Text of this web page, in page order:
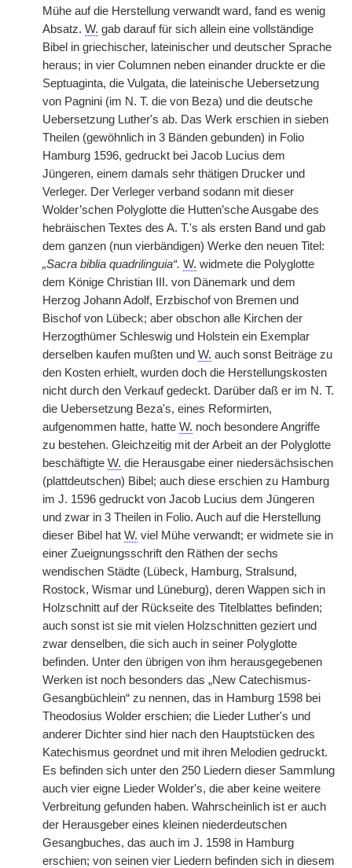
Mühe auf die Herstellung verwandt ward, fand es wenig
Absatz. W. gab darauf für sich allein eine vollständige
Bibel in griechischer, lateinischer und deutscher Sprache
heraus; in vier Columnen neben einander druckte er die
Septuaginta, die Vulgata, die lateinische Uebersetzung
von Pagnini (im N. T. die von Beza) und die deutsche
Uebersetzung Luther's ab. Das Werk erschien in sieben
Theilen (gewöhnlich in 3 Bänden gebunden) in Folio
Hamburg 1596, gedruckt bei Jacob Lucius dem
Jüngeren, einem damals sehr thätigen Drucker und
Verleger. Der Verleger verband sodann mit dieser
Wolder’schen Polyglotte die Hutten’sche Ausgabe des
hebräischen Textes des A. T.'s als ersten Band und gab
dem ganzen (nun vierbändigen) Werke den neuen Titel:
„Sacra biblia quadrilinguia“. W. widmete die Polyglotte
dem Könige Christian III. von Dänemark und dem
Herzog Johann Adolf, Erzbischof von Bremen und
Bischof von Lübeck; aber obschon alle Kirchen der
Herzogthümer Schleswig und Holstein ein Exemplar
derselben kaufen mußten und W. auch sonst Beiträge zu
den Kosten erhielt, wurden doch die Herstellungskosten
nicht durch den Verkauf gedeckt. Darüber daß er im N. T.
die Uebersetzung Beza's, eines Reformirten,
aufgenommen hatte, hatte W. noch besondere Angriffe
zu bestehen. Gleichzeitig mit der Arbeit an der Polyglotte
beschäftigte W. die Herausgabe einer niedersächsischen
(plattdeutschen) Bibel; auch diese erschien zu Hamburg
im J. 1596 gedruckt von Jacob Lucius dem Jüngeren
und zwar in 3 Theilen in Folio. Auch auf die Herstellung
dieser Bibel hat W. viel Mühe verwandt; er widmete sie in
einer Zueignungsschrift den Räthen der sechs
wendischen Städte (Lübeck, Hamburg, Stralsund,
Rostock, Wismar und Lüneburg), deren Wappen sich in
Holzschnitt auf der Rückseite des Titelblattes befinden;
auch sonst ist sie mit vielen Holzschnitten geziert und
zwar denselben, die sich auch in seiner Polyglotte
befinden. Unter den übrigen von ihm herausgegebenen
Werken ist noch besonders das „New Catechismus-
Gesangbüchlein“ zu nennen, das in Hamburg 1598 bei
Theodosius Wolder erschien; die Lieder Luther's und
anderer Dichter sind hier nach den Hauptstücken des
Katechismus geordnet und mit ihren Melodien gedruckt.
Es befinden sich unter den 250 Liedern dieser Sammlung
auch vier eigne Lieder Wolder's, die aber keine weitere
Verbreitung gefunden haben. Wahrscheinlich ist er auch
der Herausgeber eines kleinen niederdeutschen
Gesangbuches, das auch im J. 1598 in Hamburg
erschien; von seinen vier Liedern befinden sich in diesem